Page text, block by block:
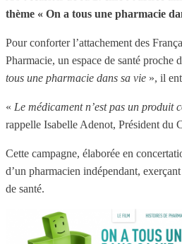
thème « On a tous une pharmacie
Pour conforter l’attachement des
Pharmacie, un espace de santé proche
tous une pharmacie dans sa vie », il
« Le médicament n’est pas un produit
rappelle Isabelle Adenot, Président du
Cette campagne, élaborée en
d’un pharmacien indépendant,
de santé.